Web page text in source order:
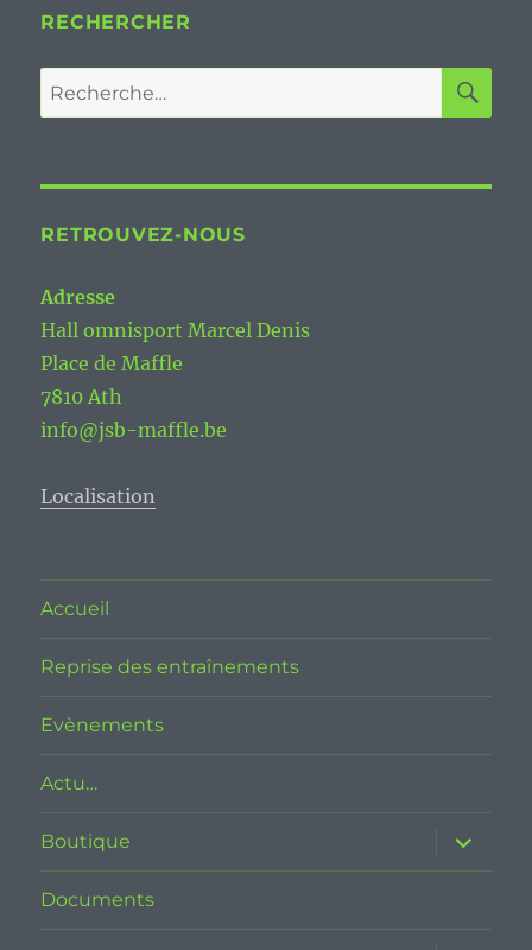
RECHERCHER
Recherche
pour :
RETROUVEZ-NOUS
Adresse
Hall omnisport Marcel Denis
Place de Maffle
7810 Ath
info@jsb-maffle.be
Localisation
Accueil
Reprise des entraînements
Evènements
Actu…
Boutique
ouvrir
le
sous-
Documents